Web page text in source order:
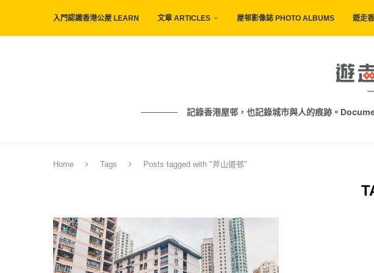
入門認識香港公屋 LEARN 文章 ARTICLES 屋邨影像誌 PHOTO ALBUMS 遊走
記錄香港屋邨，也記錄城市與人的痕跡。
Home Tags Posts tagged with "斧山道邨"